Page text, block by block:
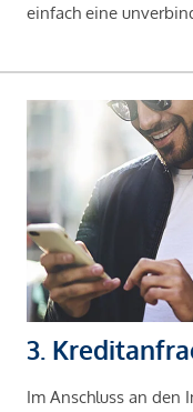
einfach eine
3.
Im Anschluss an den